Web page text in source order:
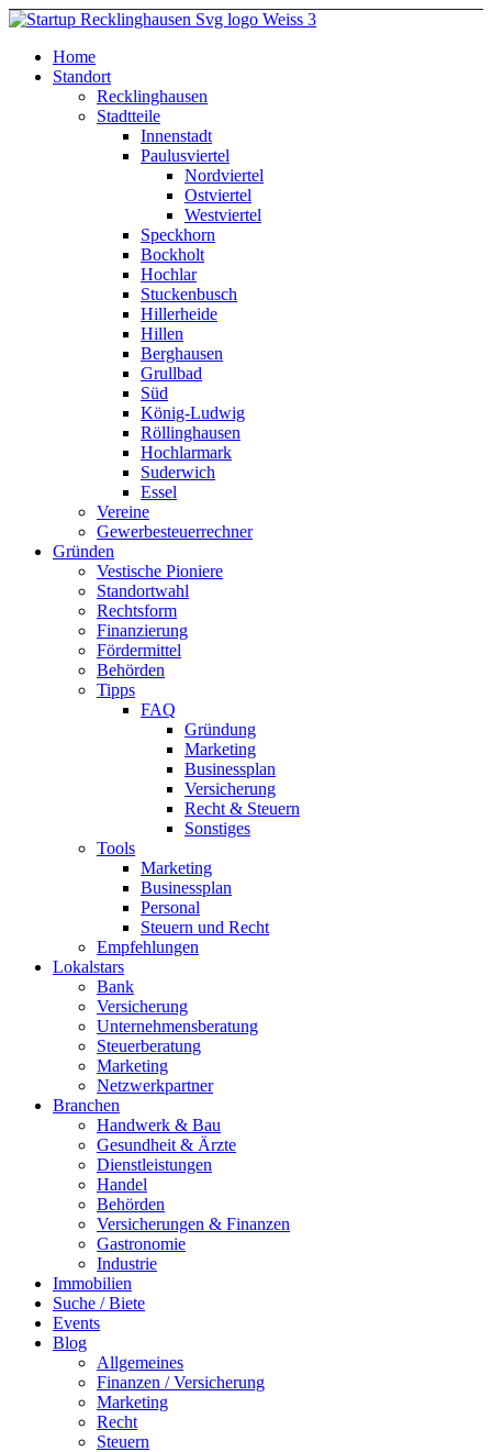
Home
Standort
Recklinghausen
Stadtteile
Innenstadt
Paulusviertel
Nordviertel
Ostviertel
Westviertel
Speckhorn
Bockholt
Hochlar
Stuckenbusch
Hillerheide
Hillen
Berghausen
Grullbad
Süd
König-Ludwig
Röllinghausen
Hochlarmark
Suderwich
Essel
Vereine
Gewerbesteuerrechner
Gründen
Vestische Pioniere
Standortwahl
Rechtsform
Finanzierung
Fördermittel
Behörden
Tipps
FAQ
Gründung
Marketing
Businessplan​
Versicherung
Recht & Steuern
Sonstiges
Tools
Marketing
Businessplan
Personal
Steuern und Recht
Empfehlungen
Lokalstars
Bank
Versicherung
Unternehmensberatung
Steuerberatung
Marketing
Netzwerkpartner
Branchen
Handwerk & Bau
Gesundheit & Ärzte
Dienstleistungen
Handel
Behörden
Versicherungen & Finanzen
Gastronomie
Industrie
Immobilien
Suche / Biete
Events
Blog
Allgemeines
Finanzen / Versicherung
Marketing
Recht
Steuern